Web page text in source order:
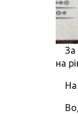
За
на